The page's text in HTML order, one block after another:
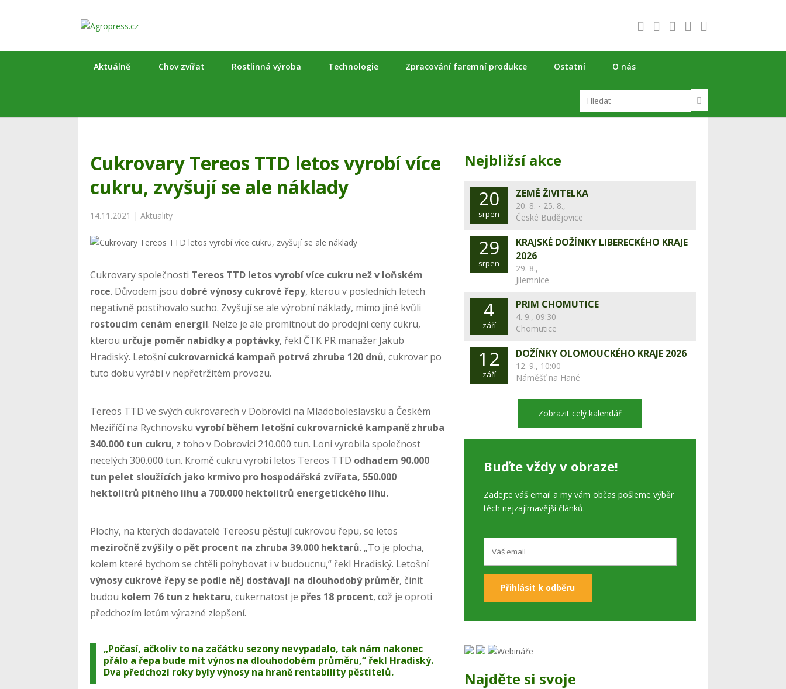
Aktuálně Chov zvířat Rostlinná výroba Technologie Zpracování faremní produkce Ostatní O nás
Cukrovary Tereos TTD letos vyrobí více
cukru, zvyšují se ale náklady
14.11.2021 |Aktuality
Cukrovary společnosti Tereos TTD letos vyrobí více cukru než v loňském
roce. Důvodem jsou dobré výnosy cukrové řepy, kterou v posledních letech
negativně postihovalo sucho. Zvyšují se ale výrobní náklady, mimo jiné kvůli
rostoucím cenám energií. Nelze je ale promítnout do prodejní ceny cukru,
kterou určuje poměr nabídky a poptávky, řekl ČTK PR manažer Jakub
Hradiský. Letošnícukrovarnická kampaň potrvá zhruba 120 dnů, cukrovar po
tuto dobu vyrábí v nepřetržitém provozu.
Tereos TTD ve svých cukrovarech v Dobrovici na Mladoboleslavsku a Českém
Meziříčí na Rychnovskuvyrobí během letošní cukrovarnické kampaně zhruba
340.000 tun cukru, z toho v Dobrovici 210.000 tun. Loni vyrobila společnost
necelých 300.000 tun. Kromě cukru vyrobí letos Tereos TTD odhadem 90.000
tun pelet sloužících jako krmivo pro hospodářská zvířata, 550.000
hektolitrů pitného lihu a 700.000 hektolitrů energetického lihu.
Plochy, na kterých dodavatelé Tereosu pěstují cukrovou řepu, se letos
meziročně zvýšily o pět procent na zhruba 39.000 hektarů. „To je plocha,
kolem které bychom se chtěli pohybovat i v budoucnu,“ řekl Hradiský. Letošní
výnosy cukrové řepy se podle něj dostávají na dlouhodobý průměr, činit
budou kolem 76 tun z hektaru, cukernatost je přes 18 procent, což je oproti
předchozím letům výrazné zlepšení.
„Počasí, ačkoliv to na začátku sezony nevypadalo, tak nám nakonec
přálo a řepa bude mít výnos na dlouhodobém průměru,“ řekl Hradiský.
Dva předchozí roky byly výnosy na hraně rentability pěstitelů.
Nejbližsí akce
20
srpen
ZEMĚ ŽIVITELKA
20. 8. - 25. 8.,
České Budějovice
29
srpen
KRAJSKÉ DOŽÍNKY LIBERECKÉHO KRAJE
2026
29. 8.,
Jilemnice
4
září
PRIM CHOMUTICE
4. 9., 09:30
Chomutice
12
září
DOŽÍNKY OLOMOUCKÉHO KRAJE 2026
12. 9., 10:00
Náměšť na Hané
Zobrazit celý kalendář
Buďte vždy v obraze!
Zadejte váš email a my vám občas pošleme výběr
těch nejzajímavější článků.
Najděte si svoje